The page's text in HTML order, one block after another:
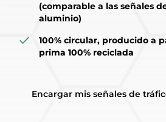
(comparable a las señales
aluminio)
100% circular, producido a
prima 100% reciclada
Encargar mis señales de